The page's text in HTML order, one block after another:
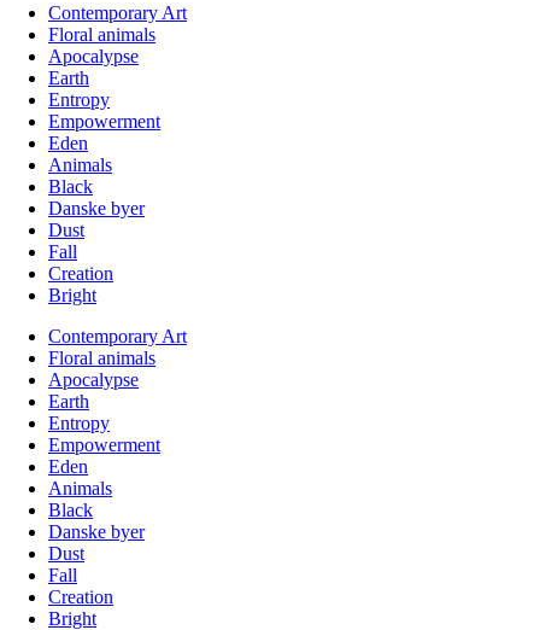
Contemporary Art
Floral animals
Apocalypse
Earth
Entropy
Empowerment
Eden
Animals
Black
Danske byer
Dust
Fall
Creation
Bright
Contemporary Art
Floral animals
Apocalypse
Earth
Entropy
Empowerment
Eden
Animals
Black
Danske byer
Dust
Fall
Creation
Bright